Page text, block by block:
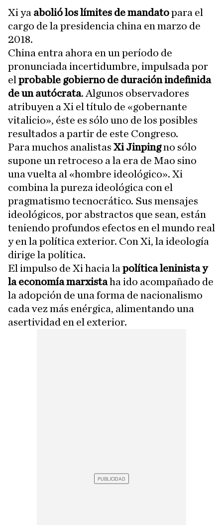
Xi ya abolió los límites de mandatopara el
cargo de la presidencia china en marzo de
2018.
China entra ahora en un período de
pronunciada incertidumbre, impulsada por
el probable gobierno de duración indefinida
de un autócrata. Algunos observadores
atribuyen a Xi el título de «gobernante
vitalicio», éste es sólo uno de los posibles
resultados a partir de este Congreso.
Para muchos analistas Xi Jinpingno sólo
supone un retroceso a la era de Mao sino
una vuelta al «hombre ideológico». Xi
combina la pureza ideológica con el
pragmatismo tecnocrático. Sus mensajes
ideológicos, por abstractos que sean, están
teniendo profundos efectos en el mundo real
y en la política exterior. Con Xi, la ideología
dirige la política.
El impulso de Xi hacia la política leninista y
la economía marxistaha ido acompañado de
la adopción de una forma de nacionalismo
cada vez más enérgica, alimentando una
asertividad en el exterior.